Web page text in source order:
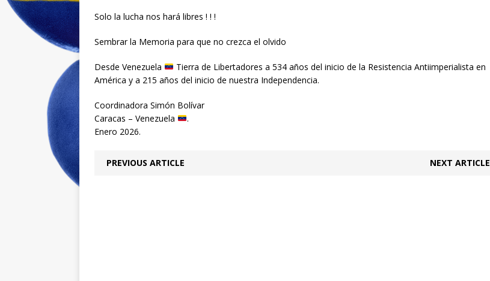
Solo la lucha nos hará libres ! ! !
Sembrar la Memoria para que no crezca el olvido
Desde Venezuela
Tierra de Libertadores a 534 años del inicio de la Resistencia Antiimperialista en
América y a 215 años del inicio de nuestra Independencia.
Coordinadora Simón Bolívar
Caracas – Venezuela
.
Enero 2026.
PREVIOUS ARTICLE NEXT ARTICLE